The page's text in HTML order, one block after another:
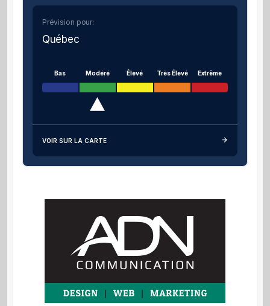
Prévision pour:
Québec
Bas Modéré Élevé Très Élevé Extrême
VOIR SUR LA CARTE